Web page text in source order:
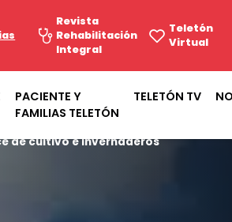
Revista
Rehabilitación
Integral
Teletón
Virtual
PACIENTE Y
FAMILIAS TELETÓN
TELETÓN TV
de cultivo e invernaderos